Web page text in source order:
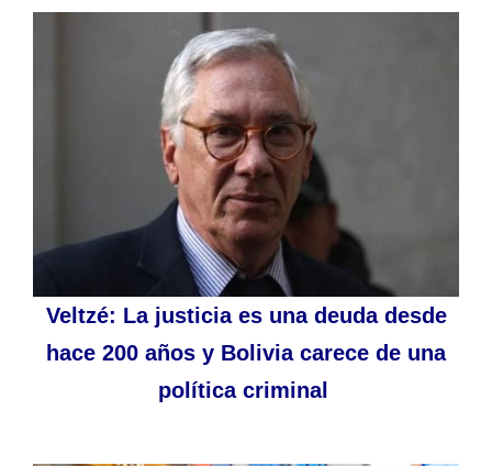
Veltzé: La justicia es una deuda desde
hace 200 años y Bolivia carece de una
política criminal